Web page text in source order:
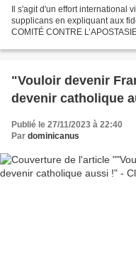
Il s'agit d'un effort international
supplicans en expliquant aux
COMITÉ CONTRE
"Vouloir devenir
devenir catholique
Publié le 27/11/2023 à 22:40
Par dominicanus